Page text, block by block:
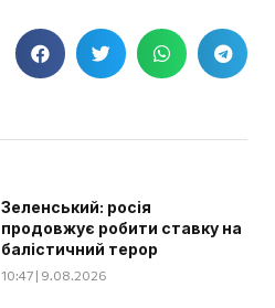
Зеленський: росія
продовжує робити ставку на
балістичний терор
10:47 | 9.08.2026